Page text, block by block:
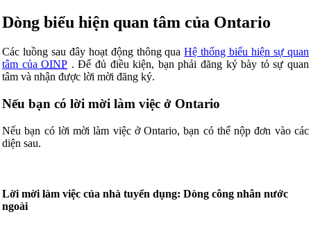
Dòng biểu hiện quan tâm của Ontario
Các luồng sau đây hoạt động thông quaHệ thống biểu hiện sự quan
tâm củaOINP . Để đủ điều kiện, bạn phải đăng ký bày tỏ sự quan
tâm và nhận được lời mời đăng ký.
Nếu bạn có lời mời làm việc ở Ontario
Nếu bạn có lời mời làm việc ở Ontario, bạn có thể nộp đơn vào các
diện sau.
Lời mời làm việc của nhà tuyển dụng: Dòng công nhân nước
ngoài